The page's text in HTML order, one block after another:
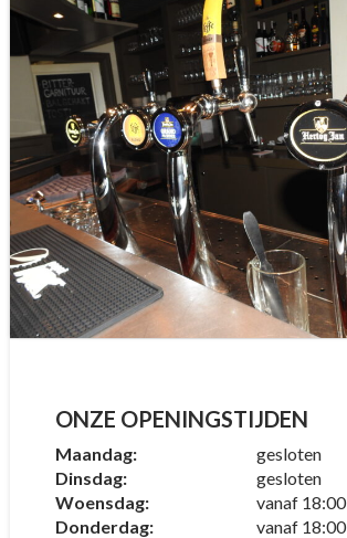
ONZE OPENINGSTIJDEN
Maandag:
gesloten
Dinsdag:
gesloten
Woensdag:
vanaf 18:00
Donderdag:
vanaf 18:00